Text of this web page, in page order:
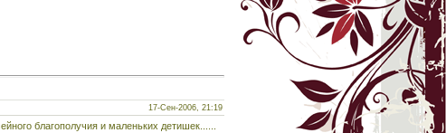
17-Сен-2006, 21:19
благополучия и маленьких детишек......